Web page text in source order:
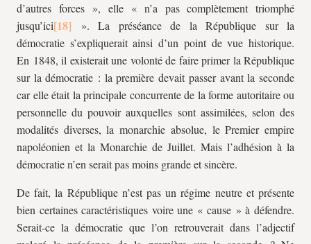
d’autres forces », elle « n’a pas complètement triomphé
jusqu’ici
». La préséance de la République sur la
démocratie s’expliquerait ainsi d’un point de vue historique.
En 1848, il existerait une volonté de faire primer la République
sur la démocratie : la première devait passer avant la seconde
car elle était la principale concurrente de la forme autoritaire ou
personnelle du pouvoir auxquelles sont assimilées, selon des
modalités diverses, la monarchie absolue, le Premier empire
napoléonien et la Monarchie de Juillet. Mais l’adhésion à la
démocratie n’en serait pas moins grande et sincère.
De fait, la République n’est pas un régime neutre et présente
bien certaines caractéristiques voire une « cause » à défendre.
Serait-ce la démocratie que l’on retrouverait dans l’adjectif